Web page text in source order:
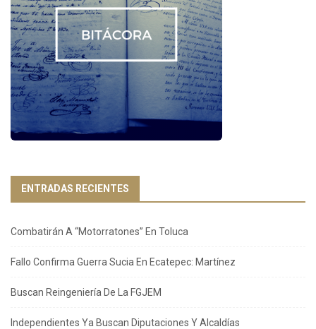
ENTRADAS RECIENTES
Combatirán A “Motorratones” En Toluca
Fallo Confirma Guerra Sucia En Ecatepec: Martínez
Buscan Reingeniería De La FGJEM
Independientes Ya Buscan Diputaciones Y Alcaldías